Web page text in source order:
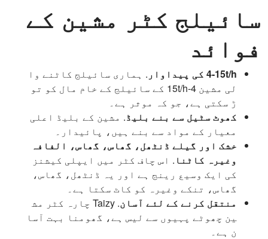
سائیلج کٹر مشین کے
فوائد
4-15t/h کی پیداوار
. ہماری سائیلج کاٹنے وا
لی مشین 4-15t/h کے سائیلج کے خام مال کو تو
ڑ سکتی ہے، جو کہ موثر ہے۔
کھوٹ سٹیل سے بنے بلیڈ. مشین کے بلیڈ اعلی
معیار کے مواد سے بنے ہیں، پائیدار۔
خشک اور گیلے ڈنٹھل، گھاس، گھاس، الفافہ
وغیرہ کاٹنا . اس چاف کٹر میں ایپلی کیشنز
کی ایک وسیع رینج ہے اور یہ ڈنٹھل، گھاس،
گھاس، تنکے وغیرہ کو کاٹ سکتا ہے۔
منتقل کرنے کے لئے آسان
. Taizy چارہ کٹر مش
ین چھوٹے پہیوں سے لیس ہے، گھومنا بہت آسا
ن ہے۔